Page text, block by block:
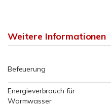
Weitere Informationen
Befeuerung
Energieverbrauch für
Warmwasser